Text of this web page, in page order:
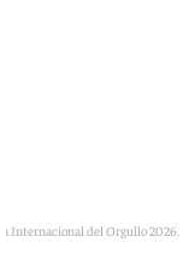
Internacional del Orgullo 2026.